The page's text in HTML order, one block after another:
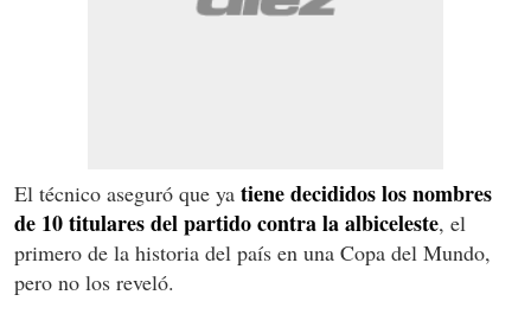
El técnico aseguró que ya tiene decididos los nombres
de 10 titulares del partido contra la albiceleste, el
primero de la historia del país en una Copa del Mundo,
pero no los reveló.